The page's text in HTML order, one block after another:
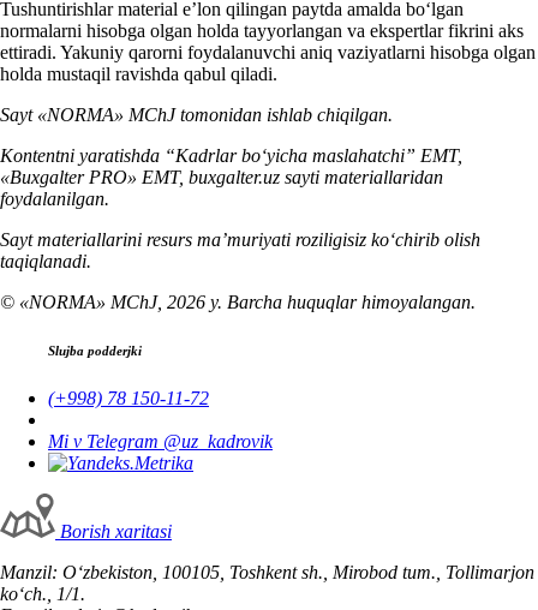
Tushuntirishlar material e’lon qilingan paytda amalda boʻlgan
normalarni hisobga olgan holda tayyorlangan va ekspertlar fikrini aks
ettiradi. Yakuniy qarorni foydalanuvchi aniq vaziyatlarni hisobga olgan
holda mustaqil ravishda qabul qiladi.
Sayt «NORMA» MChJ tomonidan ishlab chiqilgan.
Kontentni yaratishda “Kadrlar boʻyicha maslahatchi” EMT,
«Buxgalter PRO» EMT, buxgalter.uz sayti materiallaridan
foydalanilgan.
Sayt materiallarini resurs ma’muriyati roziligisiz koʻchirib olish
taqiqlanadi.
© «NORMA» MChJ, 2026 y. Barcha huquqlar himoyalangan.
Slujba podderjki
(+998) 78 150-11-72
Mi v Telegram @uz_kadrovik
Borish хaritasi
Manzil: Oʻzbekiston, 100105, Toshkent sh., Mirobod tum., Tollimarjon
koʻch., 1/1.